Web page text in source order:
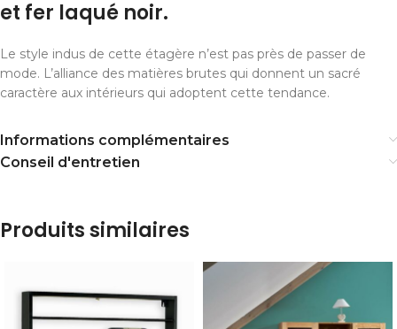
et fer laqué noir.
Le style indus de cette étagère n’est pas près de passer de
mode. L’alliance des matières brutes qui donnent un sacré
caractère aux intérieurs qui adoptent cette tendance.
Informations complémentaires
Conseil d'entretien
Produits similaires